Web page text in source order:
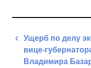
Навигация
записям
Ущерб по делу
вице-
Владимира